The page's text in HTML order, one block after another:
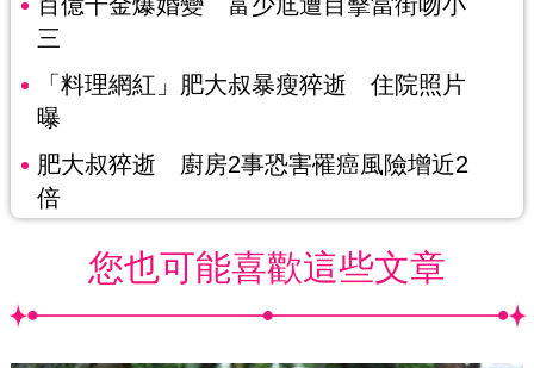
三
「料理網紅」肥大叔暴瘦猝逝 住院照片
曝
肥大叔猝逝 廚房2事恐害罹癌風險增近2
倍
您也可能喜歡這些文章